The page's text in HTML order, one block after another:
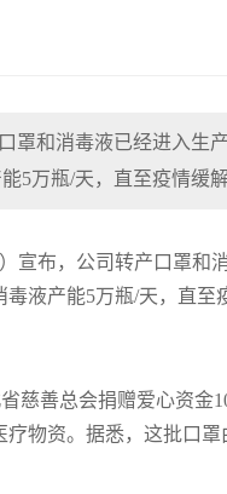
罩和消毒液已经进入生
5万瓶/天，直至疫情缓解
宣布，公司转产口罩和
液产能5万瓶/天，直至
慈善总会捐赠爱心资金
物资。据悉，这批口